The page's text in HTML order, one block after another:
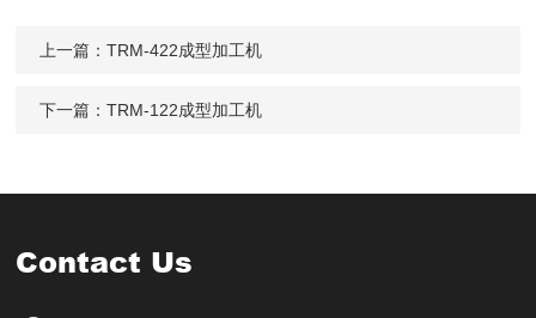
上一篇：TRM-422成型加工机
下一篇：TRM-122成型加工机
Contact Us